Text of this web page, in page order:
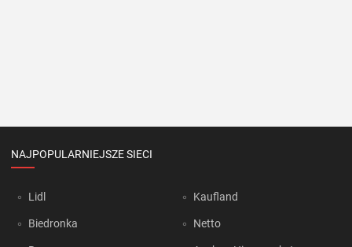
NAJPOPULARNIEJSZE SIECI
Lidl
Biedronka
Kaufland
Netto